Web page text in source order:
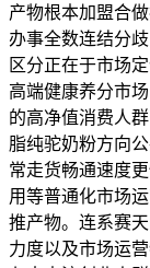
产物根本加盟合
办事全数连结分
区分正在于市场
高端健康养分市
的高净值消费人
脂纯驼奶粉方向
常走货畅通速度
用等普通化市场
推产物。连系赛
力度以及市场运